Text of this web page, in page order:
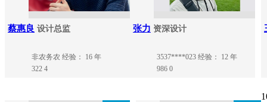
蔡惠良 设计总监
非农务农 经验： 16 年
322 4
张力 资深设计
3537****023 经验： 12 年
986 0